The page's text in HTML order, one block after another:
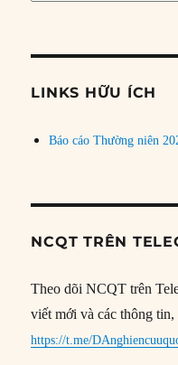
đề
LINKS HỮU ÍCH
Báo cáo Thường niên
NCQT TRÊN
Theo dõi NCQT trên
viết mới và các thông
https://t.me/